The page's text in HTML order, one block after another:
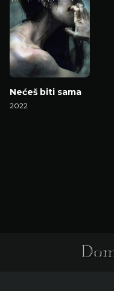
Nećeš biti sama
2022